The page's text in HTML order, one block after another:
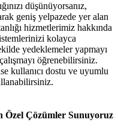
düşünüyorsanız,
geniş yelpazede yer alan
hizmetlerimiz hakkında
kolayca
yedeklemeler yapmayı
öğrenebilirsiniz.
kullanıcı dostu ve uyumlu
Özel Çözümler Sunuyoruz